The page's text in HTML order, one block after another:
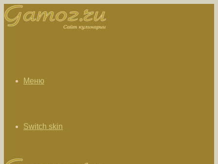
Меню
Switch skin